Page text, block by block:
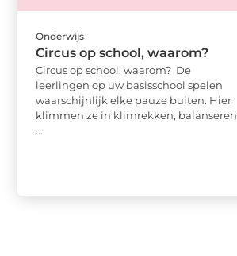
Onderwijs
Circus op school, waarom?
Circus op school, waarom? De
leerlingen op uw basisschool spelen
waarschijnlijk elke pauze buiten. Hier
klimmen ze in klimrekken, balanseren
...